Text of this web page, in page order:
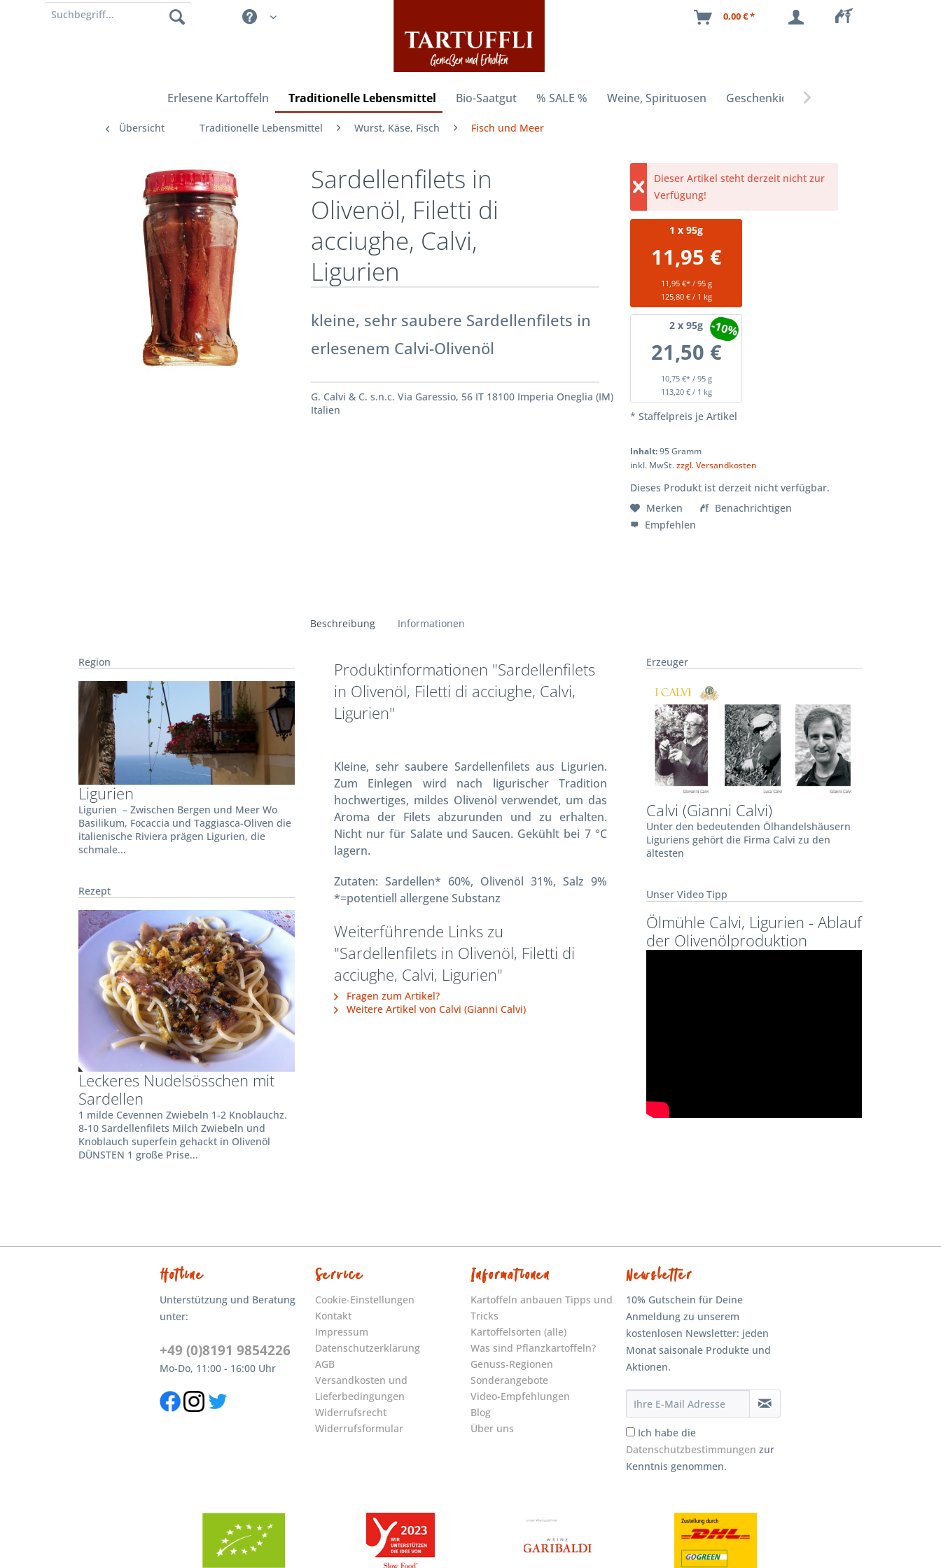
0,00 € *
Erlesene Kartoffeln Traditionelle Lebensmittel Bio-Saatgut % SALE % Weine, Spirituosen Geschenkideen
Übersicht Traditionelle Lebensmittel Wurst, Käse, Fisch Fisch und Meer
Sardellenfilets in
Olivenöl, Filetti di
acciughe, Calvi,
Ligurien
kleine, sehr saubere Sardellenfilets in
erlesenem Calvi-Olivenöl
G. Calvi & C. s.n.c. Via Garessio, 56 IT 18100 Imperia Oneglia (IM)
Italien
Dieser Artikel steht derzeit nicht zur
Verfügung!
1 x 95g
11,95 €
11,95 €* / 95 g
125,80 € / 1 kg
2 x 95g
21,50 €
10,75 €* / 95 g
-10%
113,20 € / 1 kg
* Staffelpreis je Artikel
Inhalt:95 Gramm
inkl. MwSt.zzgl. Versandkosten
Dieses Produkt ist derzeit nicht verfügbar.
Merken
Benachrichtigen
Empfehlen
Region
Ligurien
Ligurien – Zwischen Bergen und Meer Wo
Basilikum, Focaccia und Taggiasca-Oliven die
italienische Riviera prägen Ligurien, die
schmale...
Rezept
Leckeres Nudelsösschen mit
Sardellen
1 milde Cevennen Zwiebeln 1-2 Knoblauchz.
8-10 Sardellenfilets Milch Zwiebeln und
Knoblauch superfein gehackt in Olivenöl
DÜNSTEN 1 große Prise...
Beschreibung Informationen
Produktinformationen "Sardellenfilets
in Olivenöl, Filetti di acciughe, Calvi,
Ligurien"
Kleine, sehr saubere Sardellenfilets aus Ligurien.
Zum Einlegen wird nach ligurischer Tradition
hochwertiges, mildes Olivenöl verwendet, um das
Aroma der Filets abzurunden und zu erhalten.
Nicht nur für Salate und Saucen. Gekühlt bei 7 °C
lagern.
Zutaten: Sardellen* 60%, Olivenöl 31%, Salz 9%
*=potentiell allergene Substanz
Weiterführende Links zu
"Sardellenfilets in Olivenöl, Filetti di
acciughe, Calvi, Ligurien"
Fragen zum Artikel?
Weitere Artikel von Calvi (Gianni Calvi)
Erzeuger
Calvi (Gianni Calvi)
Unter den bedeutenden Ölhandelshäusern
Liguriens gehört die Firma Calvi zu den
ältesten
Unser Video Tipp
Ölmühle Calvi, Ligurien - Ablauf
der Olivenölproduktion
Hotline
Unterstützung und Beratung
unter:
+49 (0)8191 9854226
Mo-Do, 11:00 - 16:00 Uhr
Service
Cookie-Einstellungen
Kontakt
Impressum
Datenschutzerklärung
AGB
Versandkosten und
Lieferbedingungen
Widerrufsrecht
Widerrufsformular
Informationen
Kartoffeln anbauen Tipps und
Tricks
Kartoffelsorten (alle)
Was sind Pflanzkartoffeln?
Genuss-Regionen
Sonderangebote
Video-Empfehlungen
Blog
Über uns
Newsletter
10% Gutschein für Deine
Anmeldung zu unserem
kostenlosen Newsletter: jeden
Monat saisonale Produkte und
Aktionen.
Ich habe die
Datenschutzbestimmungen zur
Kenntnis genommen.